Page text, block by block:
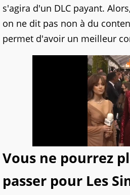
s'agira d'un DLC payant.
on ne dit pas non à du
permet d'avoir un meilleur
Vous ne pourrez
passer pour Les